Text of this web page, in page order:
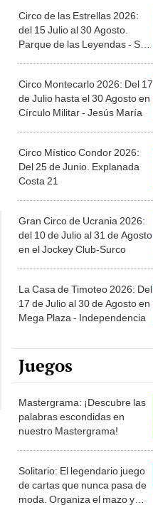
Circo de las Estrellas 2026:
del 15 Julio al 30 Agosto.
Parque de las Leyendas - San
Circo Montecarlo 2026: Del 17
de Julio hasta el 30 Agosto en
Círculo Militar - Jesús María
Circo Místico Condor 2026:
Del 25 de Junio. Explanada
Costa 21
Gran Circo de Ucrania 2026:
del 10 de Julio al 31 de Agosto
en el Jockey Club-Surco
La Casa de Timoteo 2026: Del
17 de Julio al 30 de Agosto en
Mega Plaza - Independencia
Juegos
Mastergrama: ¡Descubre las
palabras escondidas en
nuestro Mastergrama!
Solitario: El legendario juego
de cartas que nunca pasa de
moda. Organiza el mazo y